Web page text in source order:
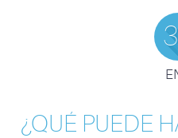
¿QUÉ PUEDE